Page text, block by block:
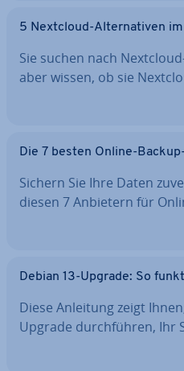
5 Nextcloud-Al­ter­na­ti­ven
Sie suchen nach
aber wissen, ob sie
Die 7 besten Online-
Sichern Sie Ihre Daten
diesen 7 Anbietern für
Debian 13-Upgrade: So
Diese Anleitung zeigt
Upgrade durch­füh­ren, Ihr